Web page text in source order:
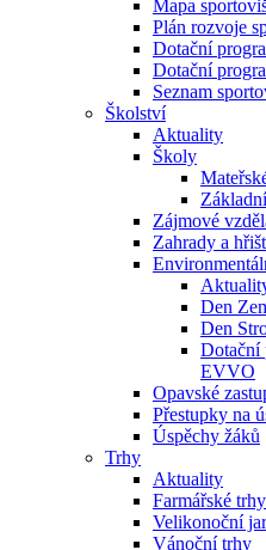
Mapa
Plán rozvoje
Dotační
Dotační
Seznam
Školství
Aktuality
Školy
Zájmové
Zahrady a
Den
Den
Dotační
EVVO
Opavské
Přestupky na
Úspěchy žáků
Trhy
Aktuality
Farmářské trhy
Velikonoční
Vánoční trhy